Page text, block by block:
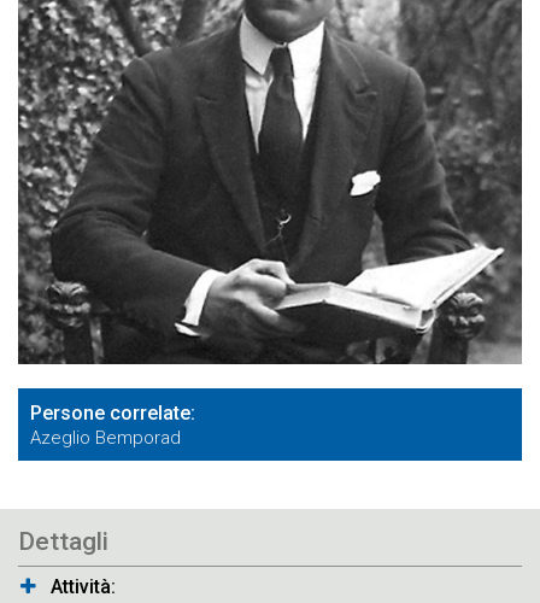
Persone correlate
Azeglio Bemporad
Dettagli
Attività